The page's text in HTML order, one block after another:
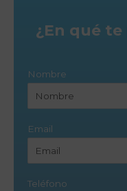
¿En qué
Nombre
Email
Teléfono